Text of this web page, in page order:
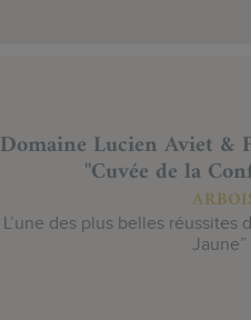
Domaine Lucien Aviet &
"Cuvée de la
L’une des plus belles réussites
Jaune”